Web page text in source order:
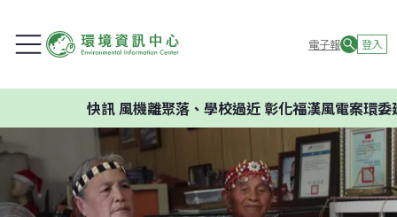
電子報 登入
風機離聚落、學校過近 彰化福漢風電案環委建議不